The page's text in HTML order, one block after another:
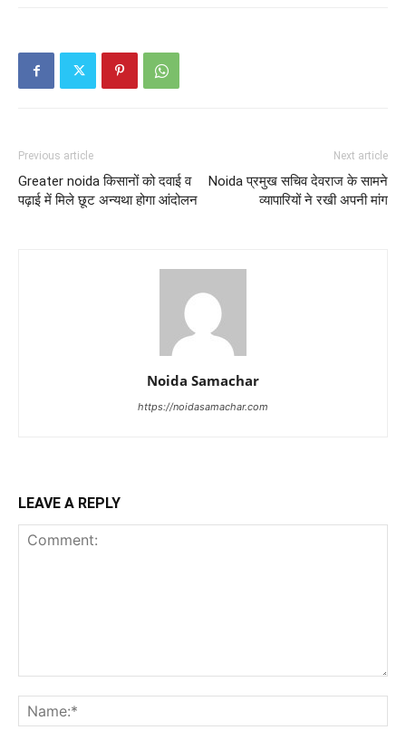
Previous article
Greater noida किसानों को दवाई व
पढ़ाई में मिले छूट अन्यथा होगा आंदोलन
Next article
Noida प्रमुख सचिव देवराज के सामने
व्यापारियों ने रखी अपनी मांग
Noida Samachar
https://noidasamachar.com
LEAVE A REPLY